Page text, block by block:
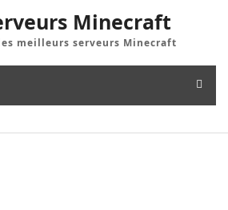
Minecraft
meilleurs serveurs Minecraft